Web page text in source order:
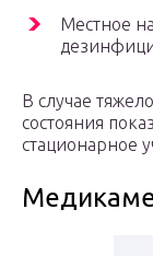
Местное
В случае
состояния
стационарное